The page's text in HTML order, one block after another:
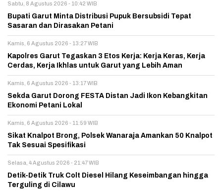
Sabtu, 8 Agustus 2026 - 10:42 WIB
Bupati Garut Minta Distribusi Pupuk Bersubsidi Tepat
Sasaran dan Dirasakan Petani
Kamis, 6 Agustus 2026 - 13:27 WIB
Kapolres Garut Tegaskan 3 Etos Kerja: Kerja Keras, Kerja
Cerdas, Kerja Ikhlas untuk Garut yang Lebih Aman
Kamis, 6 Agustus 2026 - 13:17 WIB
Sekda Garut Dorong FESTA Distan Jadi Ikon Kebangkitan
Ekonomi Petani Lokal
Kamis, 6 Agustus 2026 - 11:59 WIB
Sikat Knalpot Brong, Polsek Wanaraja Amankan 50 Knalpot
Tak Sesuai Spesifikasi
Selasa, 4 Agustus 2026 - 21:47 WIB
Detik-Detik Truk Colt Diesel Hilang Keseimbangan hingga
Terguling di Cilawu